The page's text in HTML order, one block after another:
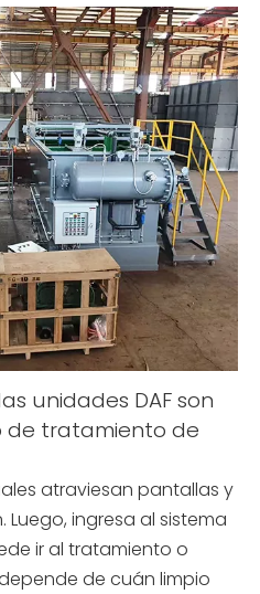
unidades DAF son
de tratamiento de
atraviesan pantallas y
ingresa al sistema
ir al tratamiento o
de cuán limpio